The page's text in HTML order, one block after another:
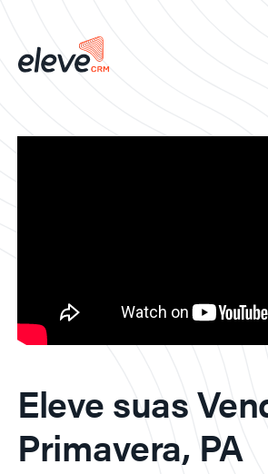
Eleve suas
Primavera, PA